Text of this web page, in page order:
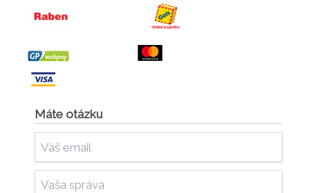
Máte otázku